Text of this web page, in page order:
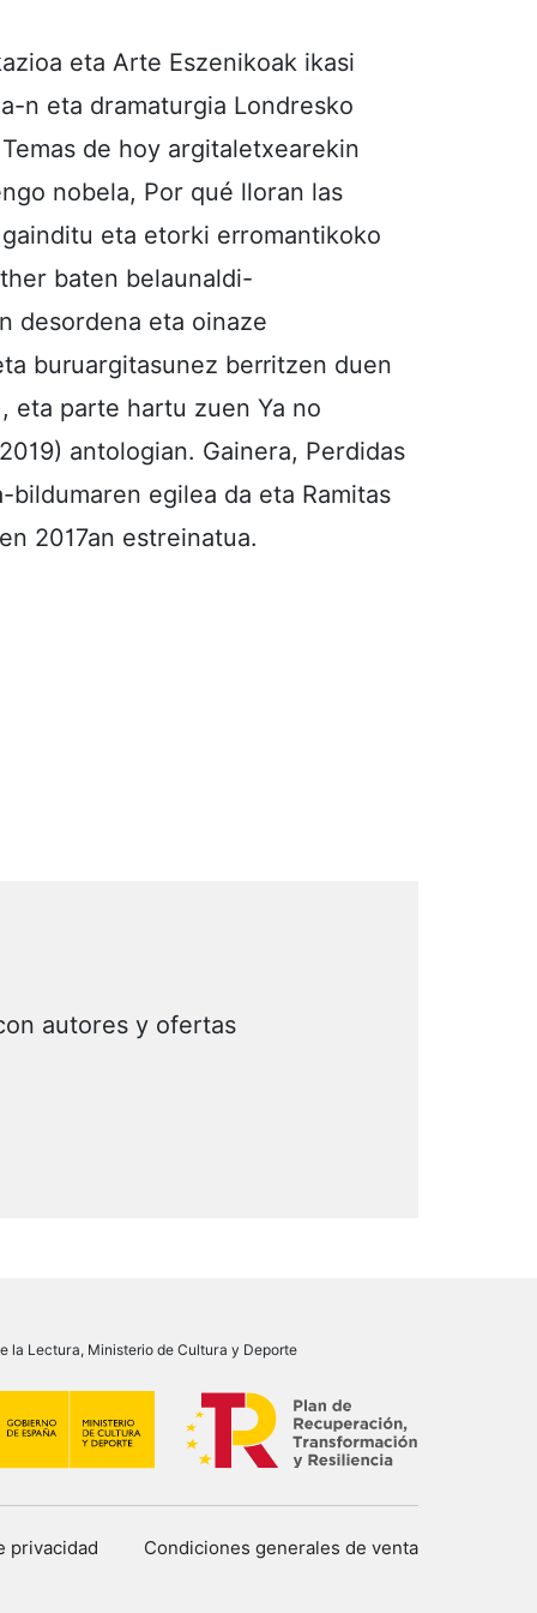
eta Arte Eszenikoak ikasi
n eta dramaturgia Londresko
de hoy argitaletxearekin
nobela, Por qué lloran las
eta etorki erromantikoko
baten belaunaldi-
desordena eta oinaze
buruargitasunez berritzen duen
eta parte hartu zuen Ya no
antologian. Gainera, Perdidas
egilea da eta Ramitas
2017an estreinatua.
autores y ofertas
la Lectura, Ministerio de Cultura y Deporte
privacidad Condiciones generales de venta